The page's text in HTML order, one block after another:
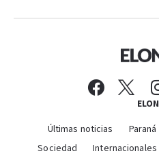
Últimas noticias Paraná
Sociedad
Internacionales